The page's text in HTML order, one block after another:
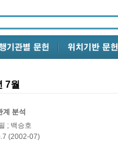
7월
계 분석
; 백승호
(2002-07)